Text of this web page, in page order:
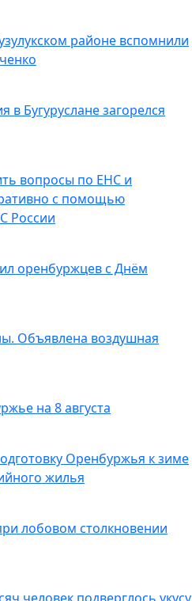
районе вспомнили
в Бугуруслане загорелся
вопросы по ЕНС и
с помощью
России
оренбуржцев с Днём
Объявлена воздушная
на 8 августа
Оренбуржья к зиме
жилья
лобовом столкновении